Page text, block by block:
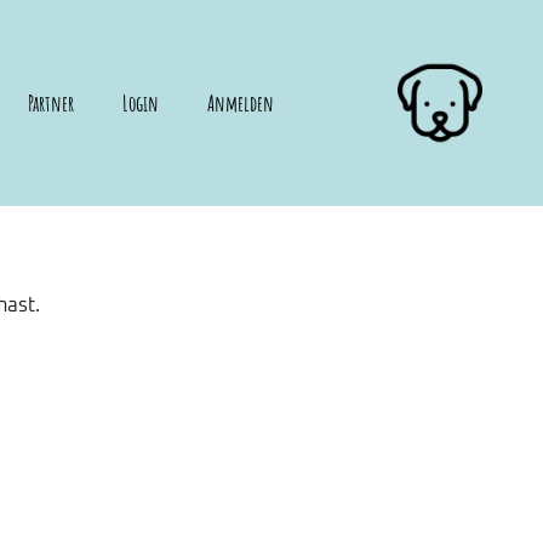
Partner Login Anmelden